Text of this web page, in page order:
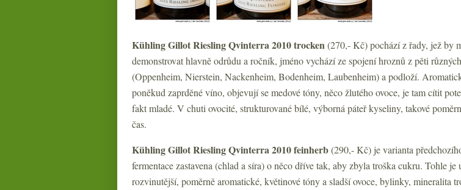
Kühling Gillot Riesling Qvinterra 2010 trocken(270,- Kč)pochází z řady, jež by
demonstrovat hlavně odrůdu a ročník, jméno vychází ze spojení hroznů z pěti
(Oppenheim, Nierstein, Nackenheim, Bodenheim, Laubenheim) a podloží.
poněkud zaprděné víno, objevují se medové tóny, něco žlutého ovoce, je tam cítit
fakt mladé. V chuti ovocité, strukturované bílé, výborná páteř kyseliny, takové
čas.
Kühling Gillot Riesling Qvinterra 2010 feinherb(290,- Kč) je varianta
fermentace zastavena (chlad a síra) o něco dříve tak, aby zbyla troška cukru. Tohle je
rozvinutější, poměrně aromatické, květinové tóny a sladší ovoce, bylinky, mineralita